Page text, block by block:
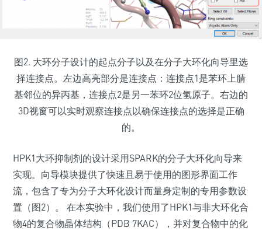
图2. 大环分子设计的起点分子以及在分子大环化向导里选
择连接点。左边高亮部分是连接点：连接点1是苯环上腈
基邻位的异丙基，连接点2是另一苯环2位氢原子。右边的
3D视窗可以实时观察连接点以确保连接点的选择是正确
的。
HPK1大环抑制剂的设计采用SPARK的分子大环化向导来
实现。向导模块提供了快速且易于使用的图形界面工作
流，包含了专为分子大环化设计而量身定制的专用参数设
置（图2）。 在本实验中，我们使用了HPK1与非大环化合
物4的复合物晶体结构（PDB 7KAC），并对复合物中的化